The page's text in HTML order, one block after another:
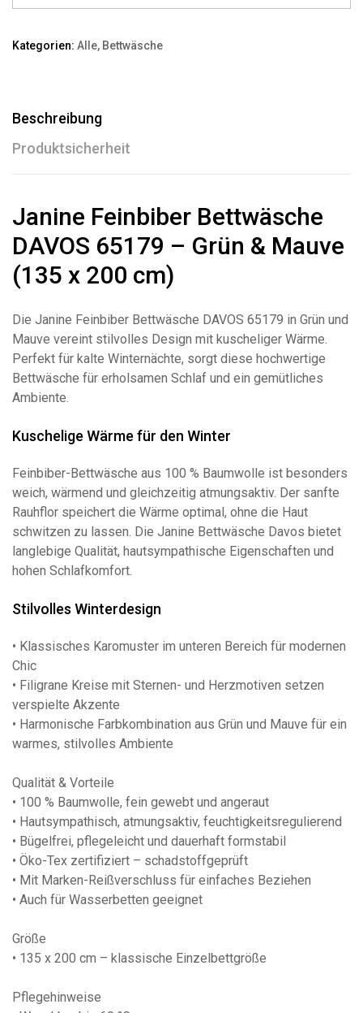
Kategorien: Alle, Bettwäsche
Beschreibung
Produktsicherheit
Janine Feinbiber Bettwäsche
DAVOS 65179 – Grün & Mauve
(135 x 200 cm)
Die Janine Feinbiber Bettwäsche DAVOS 65179 in Grün und
Mauve vereint stilvolles Design mit kuscheliger Wärme.
Perfekt für kalte Winternächte, sorgt diese hochwertige
Bettwäsche für erholsamen Schlaf und ein gemütliches
Ambiente.
Kuschelige Wärme für den Winter
Feinbiber-Bettwäsche aus 100 % Baumwolle ist besonders
weich, wärmend und gleichzeitig atmungsaktiv. Der sanfte
Rauhflor speichert die Wärme optimal, ohne die Haut
schwitzen zu lassen. Die Janine Bettwäsche Davos bietet
langlebige Qualität, hautsympathische Eigenschaften und
hohen Schlafkomfort.
Stilvolles Winterdesign
• Klassisches Karomuster im unteren Bereich für modernen
Chic
• Filigrane Kreise mit Sternen- und Herzmotiven setzen
verspielte Akzente
• Harmonische Farbkombination aus Grün und Mauve für ein
warmes, stilvolles Ambiente
Qualität & Vorteile
• 100 % Baumwolle, fein gewebt und angeraut
• Hautsympathisch, atmungsaktiv, feuchtigkeitsregulierend
• Bügelfrei, pflegeleicht und dauerhaft formstabil
• Öko-Tex zertifiziert – schadstoffgeprüft
• Mit Marken-Reißverschluss für einfaches Beziehen
• Auch für Wasserbetten geeignet
Größe
• 135 x 200 cm – klassische Einzelbettgröße
Pflegehinweise